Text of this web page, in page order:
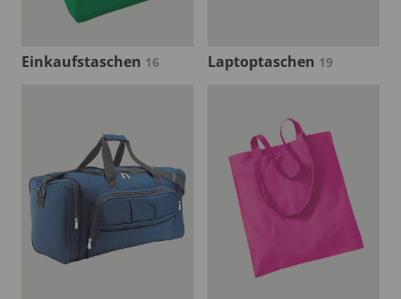
Einkaufstaschen 16 Laptoptaschen 19